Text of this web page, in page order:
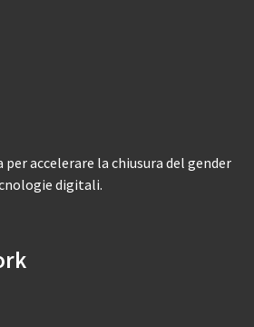
accelerare la chiusura del gender
digitali.